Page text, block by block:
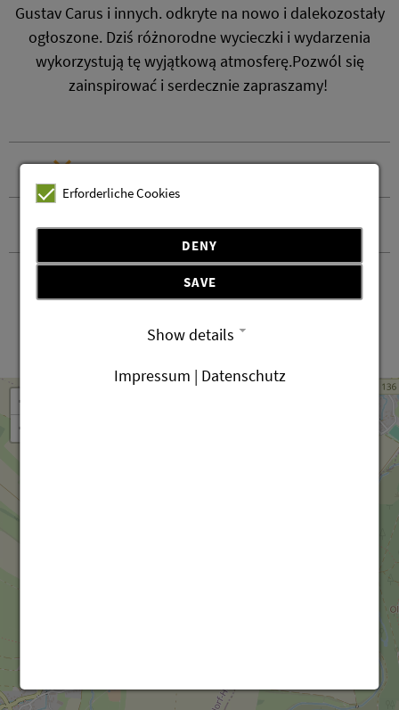
Gustav Carus i innych. odkryte na nowo i dalekozostały
ogłoszone. Dziś różnorodne wycieczki i wydarzenia
wykorzystują tę wyjątkową atmosferę.Pozwól się
zainspirować i serdecznie zapraszamy!
Godziny otwarcia
Kontakt i przyjazd
+
−
Leaflet | © OpenStreetMap
Erforderliche Cookies
DENY
SAVE
Show details
Impressum | Datenschutz